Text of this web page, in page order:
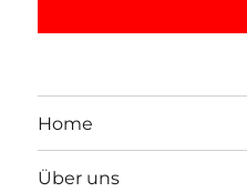
Home
Über uns